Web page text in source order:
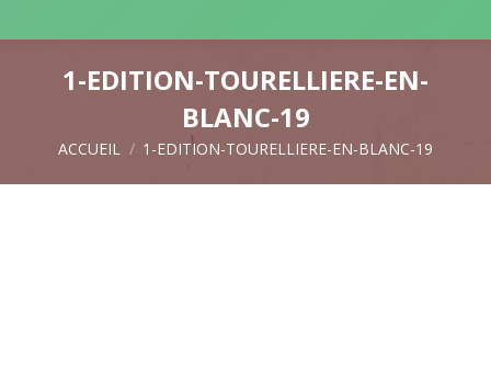
1-EDITION-TOURELLIERE-EN-
BLANC-19
Vous êtes ici :
ACCUEIL 1-EDITION-TOURELLIERE-EN-BLANC-19